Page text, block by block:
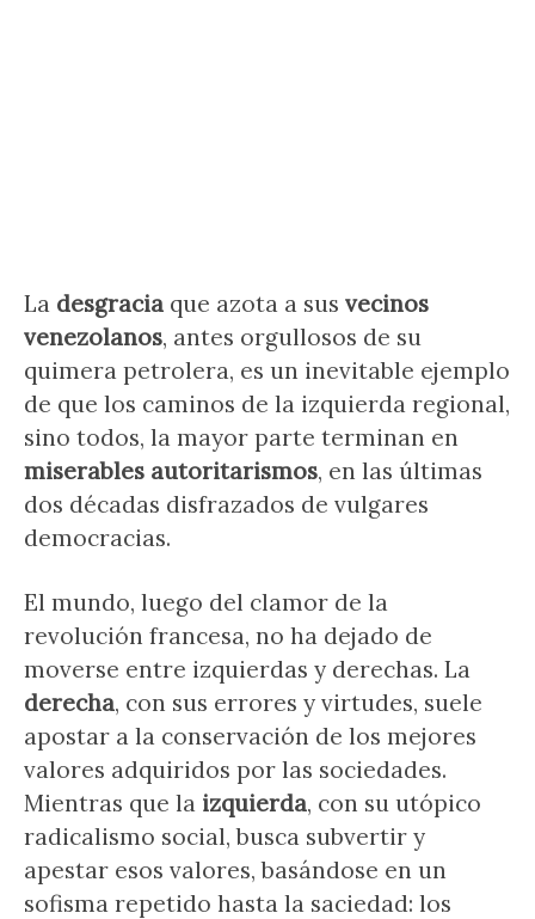
La desgracia que azota a sus vecinos
venezolanos, antes orgullosos de su
quimera petrolera, es un inevitable ejemplo
de que los caminos de la izquierda regional,
sino todos, la mayor parte terminan en
miserables autoritarismos, en las últimas
dos décadas disfrazados de vulgares
democracias.
El mundo, luego del clamor de la
revolución francesa, no ha dejado de
moverse entre izquierdas y derechas. La
derecha, con sus errores y virtudes, suele
apostar a la conservación de los mejores
valores adquiridos por las sociedades.
Mientras que la izquierda, con su utópico
radicalismo social, busca subvertir y
apestar esos valores, basándose en un
sofisma repetido hasta la saciedad: los